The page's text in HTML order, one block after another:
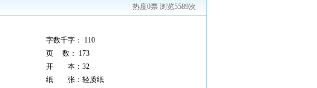
热度0票 浏览5589次
字数千字： 110
页 数： 173
开 本：32
纸 张：轻质纸